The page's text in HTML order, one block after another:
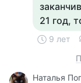
21 год,
9 лет
Наталья